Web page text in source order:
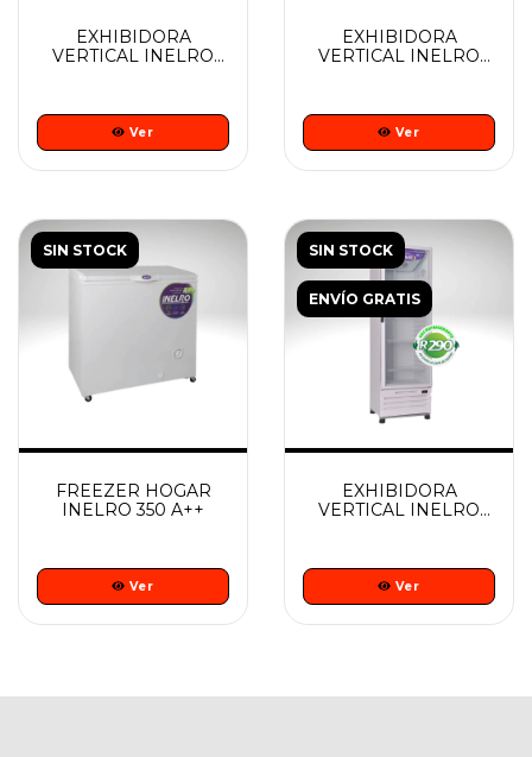
EXHIBIDORA
VERTICAL INELRO
Ver
EXHIBIDORA
VERTICAL INELRO
Ver
SIN STOCK
FREEZER HOGAR
INELRO 350 A++
Ver
SIN STOCK
ENVÍO GRATIS
EXHIBIDORA
VERTICAL INELRO
Ver